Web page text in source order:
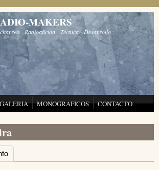
MAKERS
- Radioafición - Técnica - Desarrollo
GALERIA MONOGRAFICOS CONTACTO